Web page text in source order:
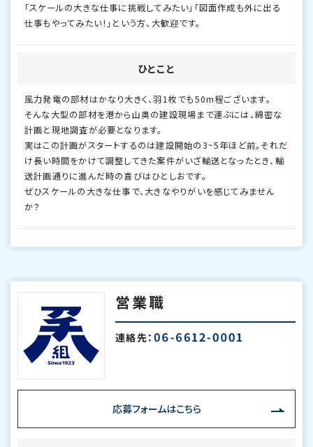
「スケールの大きな仕事に挑戦してみたい」「図面作成も外に出る
仕事もやってみたい！」という方、大歓迎です。
ひとこと
風力発電の部材はかなり大きく、羽1枚でも50m程ございます。
そんな大型の部材を港から山奥の建設現場まで運ぶには、綿密な
計画と現地調査が必要となります。
実はこの計画がスタートするのは建設開始の3~5年ほど前。それだ
け長い時間をかけて調整してきた案件がいざ輸送となったとき、輸
送計画通りに進んだ時の喜びはひとしおです。
ぜひスケールの大きな仕事で、大きなやりがいを感じてみません
か？
営業職
連絡先：
応募フォームはこちら